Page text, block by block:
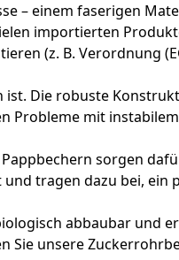
– einem faserigen
importierten
(z. B. Verordnung
ist. Die robuste
Probleme mit
sorgen
tragen dazu bei, ein
abbaubar und
Sie unsere